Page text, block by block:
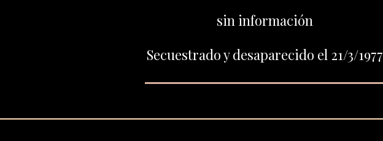
sin información
Secuestrado y desaparecido el 21/3/1977